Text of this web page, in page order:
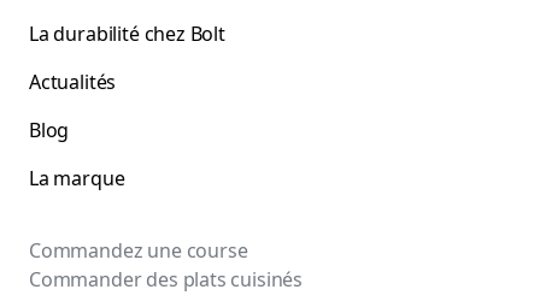
La durabilité chez Bolt
Actualités
Blog
La marque
Commandez une course
Commander des plats cuisinés